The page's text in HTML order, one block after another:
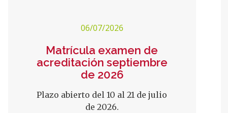
06/07/2026
Matrícula examen de
acreditación septiembre
de 2026
Plazo abierto del 10 al 21 de julio
de 2026.